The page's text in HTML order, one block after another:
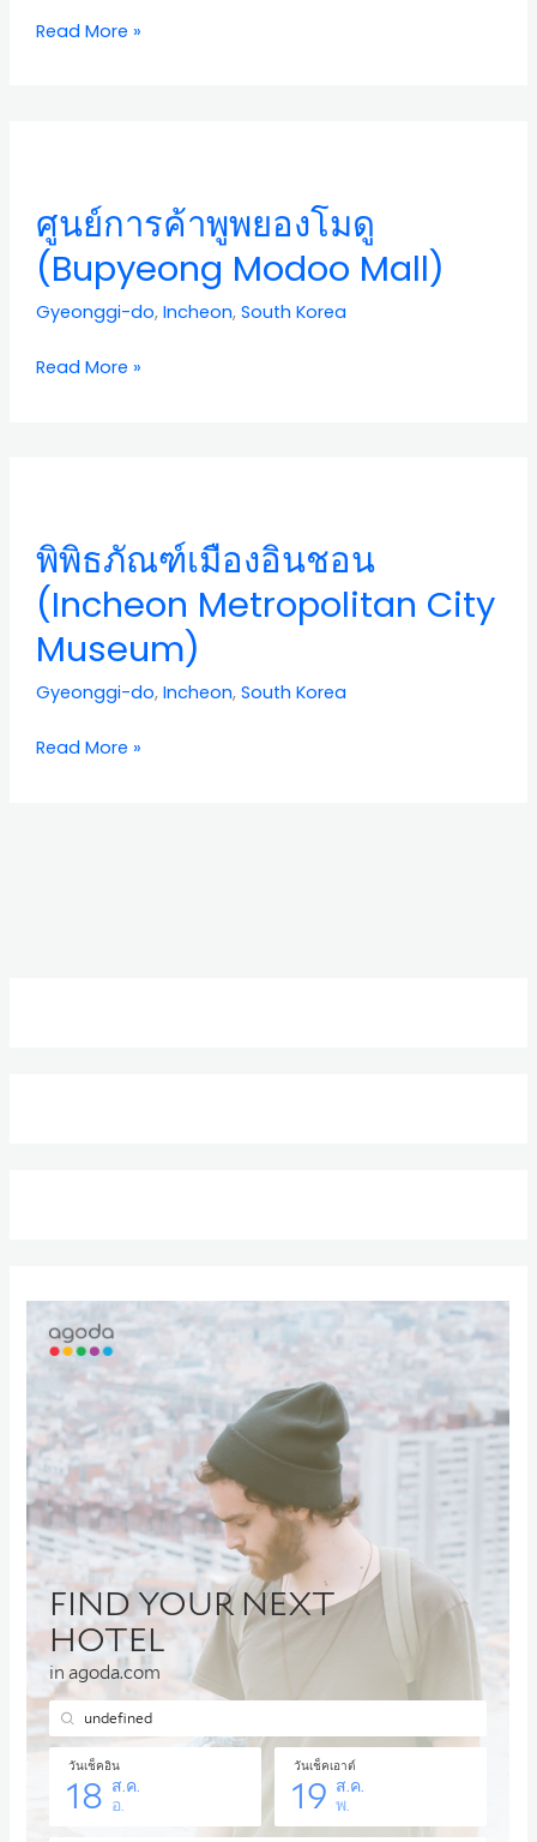
Park)
Read More »
ศูนย์การค้าพูพยองโมดู
(Bupyeong Modoo Mall)
Gyeonggi-do, Incheon, South Korea
พู
พ
ยอง
โมดู
Modoo
Read More »
พิพิธภัณฑ์เมืองอินชอน
(Incheon Metropolitan City
Museum)
Gyeonggi-do, Incheon, South Korea
ชอน
(Incheon
Metropolitan
City
Read More »